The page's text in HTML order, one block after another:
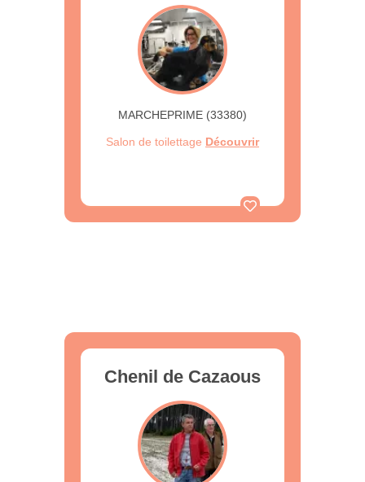
MARCHEPRIME (33380)
Salon de toilettage Découvrir
Chenil de Cazaous